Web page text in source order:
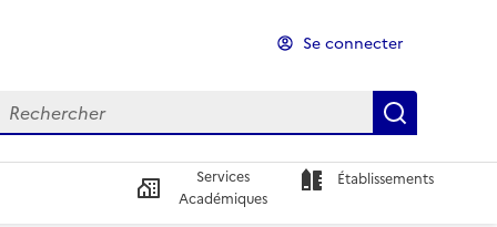
Se connecter
Services
Académiques
Établissements